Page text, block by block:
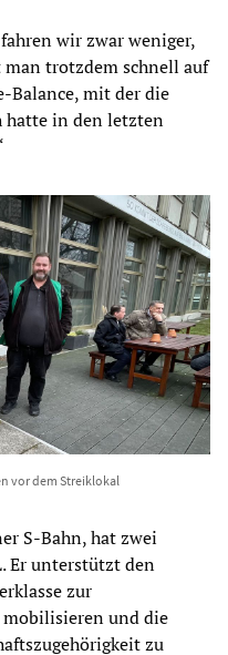
wir zwar weniger,
man trotzdem schnell auf
Balance, mit der die
hatte in den letzten
vor dem Streiklokal
S-Bahn, hat zwei
Er unterstützt den
zur
und die
zu